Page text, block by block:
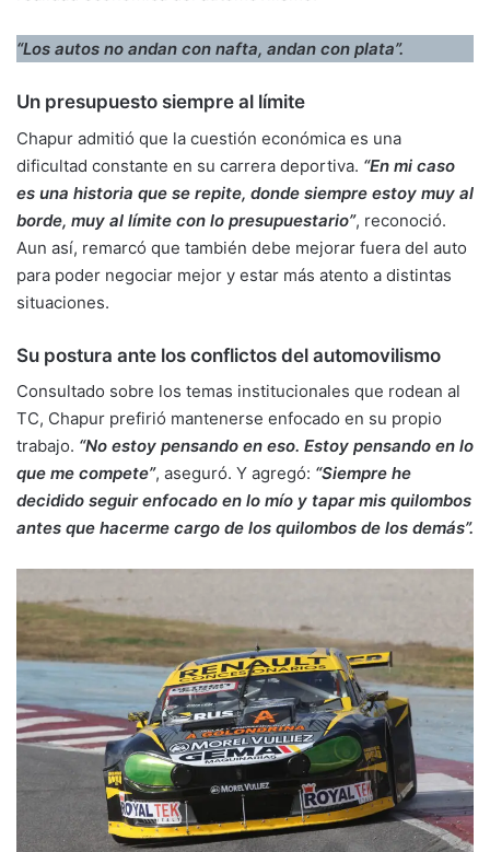
“Los autos no andan con nafta, andan con plata”.
Un presupuesto siempre al límite
Chapur admitió que la cuestión económica es una
dificultad constante en su carrera deportiva. “En mi caso
es una historia que se repite, donde siempre estoy muy al
borde, muy al límite con lo presupuestario”, reconoció.
Aun así, remarcó que también debe mejorar fuera del auto
para poder negociar mejor y estar más atento a distintas
situaciones.
Su postura ante los conflictos del automovilismo
Consultado sobre los temas institucionales que rodean al
TC, Chapur prefirió mantenerse enfocado en su propio
trabajo. “No estoy pensando en eso. Estoy pensando en lo
que me compete”, aseguró. Y agregó: “Siempre he
decidido seguir enfocado en lo mío y tapar mis quilombos
antes que hacerme cargo de los quilombos de los demás”.